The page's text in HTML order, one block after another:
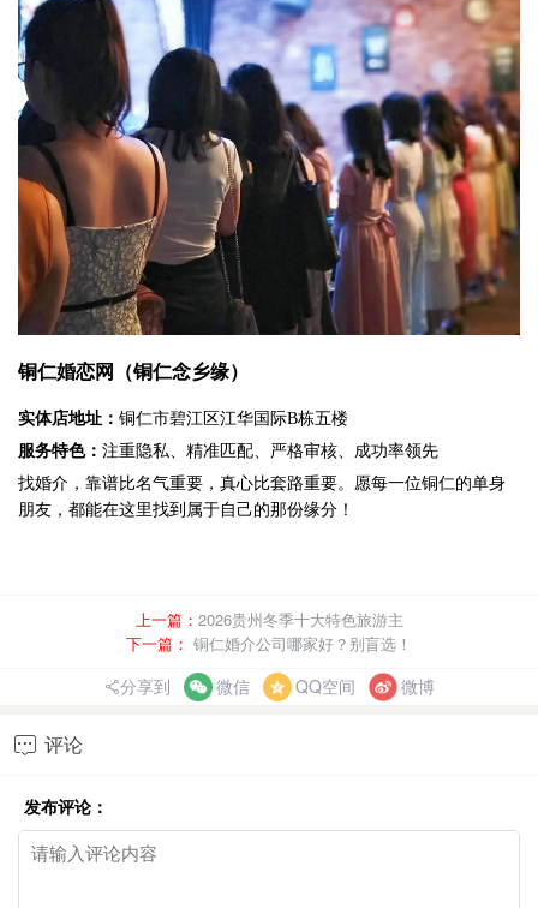
铜仁婚恋网（铜仁念乡缘）
实体店地址： 铜仁市碧江区江华国际B栋五楼
服务特色： 注重隐私、精准匹配、严格审核、成功率领先
找婚介，靠谱比名气重要，真心比套路重要。愿每一位铜仁的单身
朋友，都能在这里找到属于自己的那份缘分！
上一篇： 2026贵州冬季十大特色旅游主
下一篇： 铜仁婚介公司哪家好？别盲选！
分享到 微信 QQ空间 微博
 评论
发布评论：